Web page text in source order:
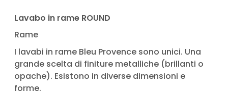
Lavabo in rame ROUND
Rame
I lavabi in rame Bleu Provence sono unici. Una
grande scelta di finiture metalliche (brillanti o
opache). Esistono in diverse dimensioni e
forme.